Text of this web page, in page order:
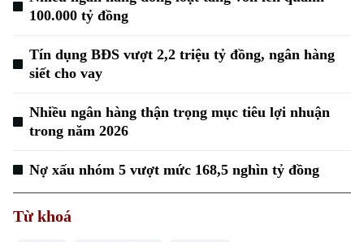
Xu hướng
100.000 tỷ đồng
Tín dụng BĐS vượt 2,2 triệu tỷ đồng, ngân hàng
siết cho vay
Nhiều ngân hàng thận trọng mục tiêu lợi nhuận
trong năm 2026
Nợ xấu nhóm 5 vượt mức 168,5 nghìn tỷ đồng
Từ khoá